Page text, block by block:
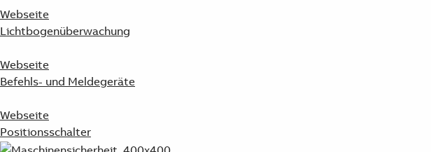
Webseite
Lichtbogenüberwachung
Webseite
Befehls- und Meldegeräte
Webseite
Positionsschalter